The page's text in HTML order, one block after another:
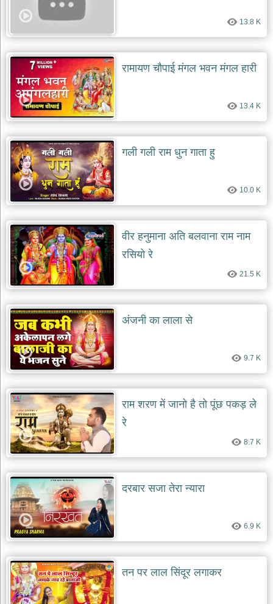
13.8 K
रामायण चौपाई मंगल भवन मंगल हारी
13.4 K
गली गली राम धुन गाता हु
10.0 K
वीर हनुमाना अति बलवाना राम नाम
रसियो रे
21.5 K
अंजनी का लाला से
9.7 K
राम शरण में जानो है तो पूंछ पकड़ ले
रे
8.7 K
दरबार सजा तेरा न्यारा
6.9 K
तन पर लाल सिंदूर लगाकर